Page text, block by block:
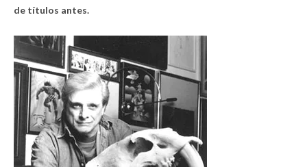
de títulos antes.